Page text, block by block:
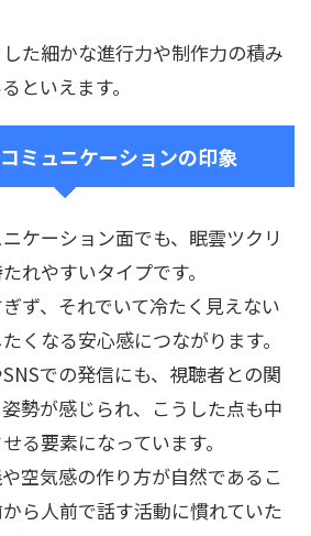
た細かな進行力や制作力の積み
といえます。
ミュニケーションの印象
ケーション面でも、眠雲ツクリ
れやすいタイプです。
ず、それでいて冷たく見えない
くなる安心感につながります。
での発信にも、視聴者との関
勢が感じられ、こうした点も中
る要素になっています。
空気感の作り方が自然であるこ
ら人前で話す活動に慣れていた